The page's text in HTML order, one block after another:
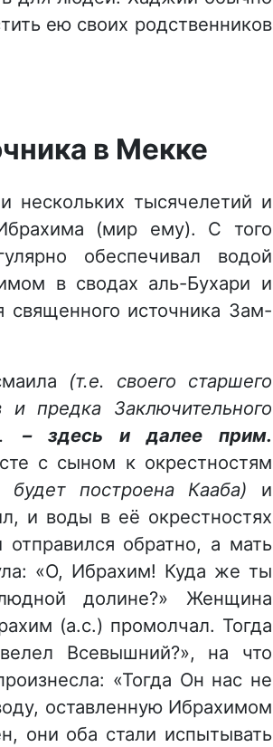
ею своих родственников
в Мекке
нескольких тысячелетий и
(мир ему). С того
обеспечивал водой
в сводах аль-Бухари и
священного источника Зам-
(т.е. своего старшего
предка Заключительного
– здесь и далее прим.
с сыном к окрестностям
построена Кааба) и
и воды в её окрестностях
обратно, а мать
«О, Ибрахим! Куда же ты
долине?» Женщина
(а.с.) промолчал. Тогда
Всевышний?», на что
«Тогда Он нас не
оставленную Ибрахимом
они оба стали испытывать